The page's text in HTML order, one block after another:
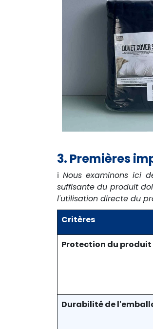
3. Premières
ℹ️ Nous examinons ici
suffisante du produit
l'utilisation directe du
Critères
Protection du produit
Durabilité de